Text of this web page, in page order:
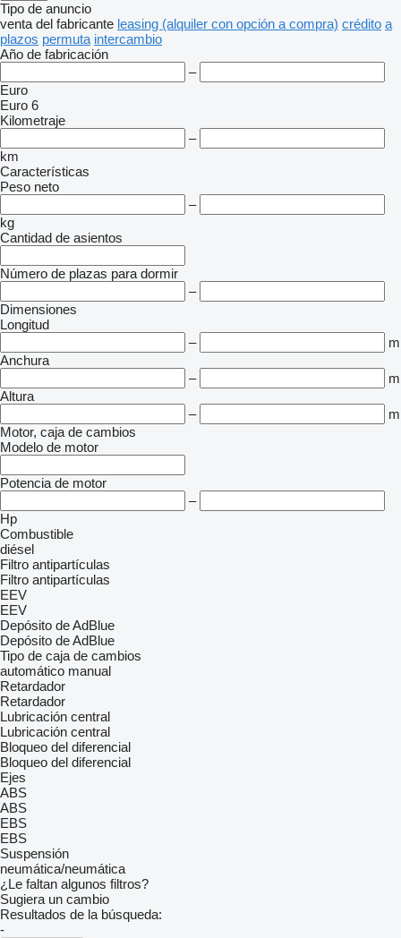
Tipo de anuncio
venta del fabricante leasing (alquiler con opción a compra) crédito a
plazos permuta intercambio
Año de fabricación
–
Euro
Euro 6
Kilometraje
–
km
Características
Peso neto
–
kg
Cantidad de asientos
Número de plazas para dormir
–
Dimensiones
Longitud
–
m
Anchura
–
m
Altura
–
m
Motor, caja de cambios
Modelo de motor
Potencia de motor
–
Hp
Combustible
diésel
Filtro antipartículas
Filtro antipartículas
EEV
EEV
Depósito de AdBlue
Depósito de AdBlue
Tipo de caja de cambios
automático manual
Retardador
Retardador
Lubricación central
Lubricación central
Bloqueo del diferencial
Bloqueo del diferencial
Ejes
ABS
ABS
EBS
EBS
Suspensión
neumática/neumática
¿Le faltan algunos filtros?
Sugiera un cambio
Resultados de la búsqueda:
-